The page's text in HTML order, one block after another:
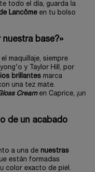
todo el día, guarda la
Lancôme en tu bolso
base?»
maquillaje, siempre
y Taylor Hill, por
brillantes marca
una tez mate.
Creamen Caprice, ¡un
de un acabado
a una de nuestras
están formadas
color exacto de piel.